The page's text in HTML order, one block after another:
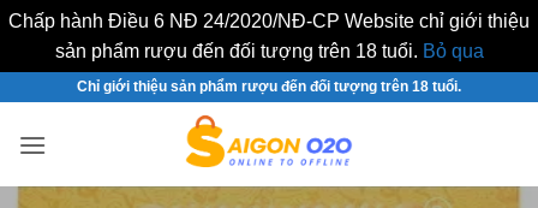
Chấp hành Điều 6 NĐ 24/2020/NĐ-CP Website chỉ giới thiệu
sản phẩm rượu đến đối tượng trên 18 tuổi. Bỏ qua
nội
Chỉ giới thiệu sản phẩm rượu đến đối tượng trên 18 tuổi.